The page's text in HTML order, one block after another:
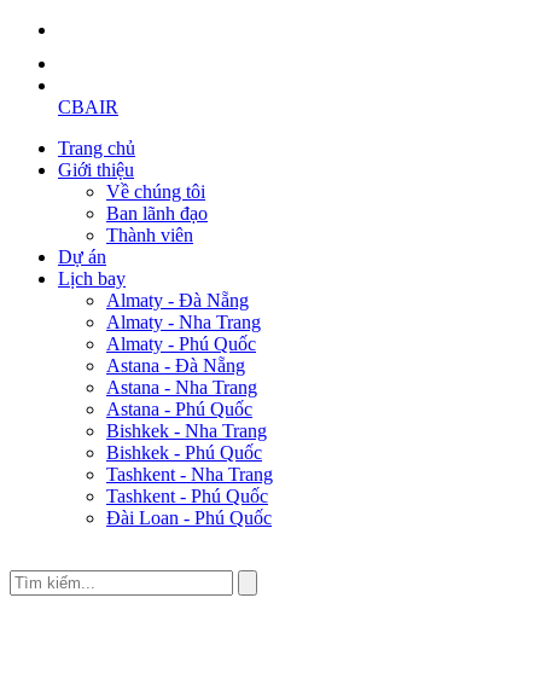
CBAIR
Trang chủ
Giới thiệu
Về chúng tôi
Ban lãnh đạo
Thành viên
Dự án
Lịch bay
Almaty - Đà Nẵng
Almaty - Nha Trang
Almaty - Phú Quốc
Astana - Đà Nẵng
Astana - Nha Trang
Astana - Phú Quốc
Bishkek - Nha Trang
Bishkek - Phú Quốc
Tashkent - Nha Trang
Tashkent - Phú Quốc
Đài Loan - Phú Quốc